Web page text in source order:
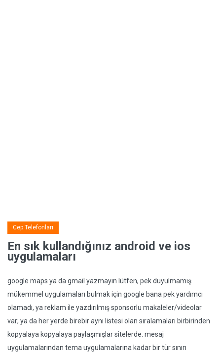
Cep Telefonları
En sık kullandığınız android ve ios
uygulamaları
google maps ya da gmail yazmayın lütfen, pek duyulmamış
mükemmel uygulamaları bulmak için google bana pek yardımcı
olamadı, ya reklam ile yazdırılmış sponsorlu makaleler/videolar
var; ya da her yerde birebir aynı listesi olan sıralamaları birbirinden
kopyalaya kopyalaya paylaşmışlar sitelerde. mesaj
uygulamalarından tema uygulamalarına kadar bir tür sınırı